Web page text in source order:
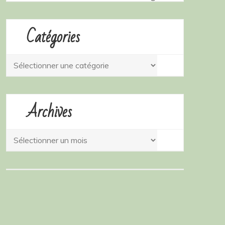
Catégories
Catégories
Archives
Archives